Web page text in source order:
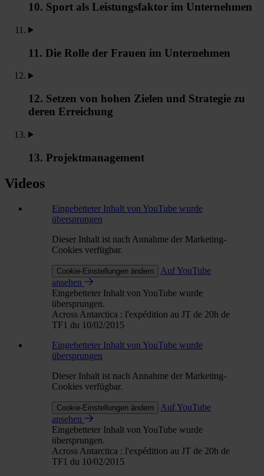
10. Sport als Leistungsfaktor im Unternehmen
11. Die Rolle der Frauen im Unternehmen
12. Setzen von hohen Zielen und Strategie zu
deren Erreichung
13. Projektmanagement
Videos
Eingebetteter Inhalt von YouTube wurde
übersprungen
Dieser Inhalt ist nach Annahme der Marketing-
Cookies verfügbar.
Cookie-Einstellungen ändern
Auf YouTube
ansehen
Eingebetteter Inhalt von YouTube wurde
übersprungen.
Across Antarctica : l'expédition au JT de 20h de
TF1 du 10/02/2015
Eingebetteter Inhalt von YouTube wurde
übersprungen
Dieser Inhalt ist nach Annahme der Marketing-
Cookies verfügbar.
Cookie-Einstellungen ändern
Auf YouTube
ansehen
Eingebetteter Inhalt von YouTube wurde
übersprungen.
Across Antarctica : l'expédition au JT de 20h de
TF1 du 10/02/2015